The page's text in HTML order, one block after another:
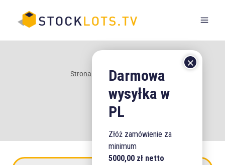
Strona Główna /Sklep /PP
PP
Złóż zamówienie za
minimum
5000,00 zł netto